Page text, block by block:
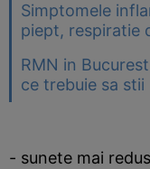
Simptomele
piept, respiratie
RMN in
ce trebuie sa
- sunete mai